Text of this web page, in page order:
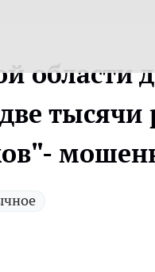
области
тысячи